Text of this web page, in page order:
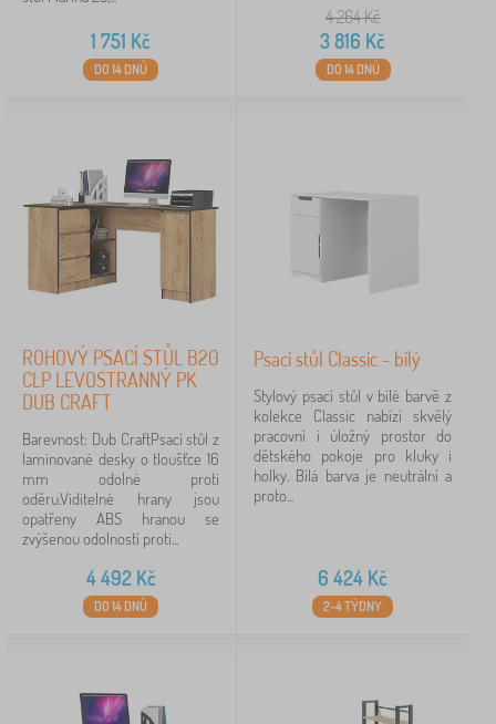
Dostupnost
Typ nabídky
Štítky
Zrušit FILTROVÁNÍ
1 751 Kč
DO 14 DNŮ
4 264Kč
3 816 Kč
DO 14 DNŮ
ROHOVÝ PSACÍ STŮL B20
CLP LEVOSTRANNÝ PK
DUB CRAFT
Barevnost: Dub CraftPsací stůl z
laminované desky o tloušťce 16
mm odolné proti
oděru.Viditelné hrany jsou
opatřeny ABS hranou se
zvýšenou odolností proti...
4 492Kč
DO 14 DNŮ
Psací stůl Classic - bílý
Stylový psací stůl v bílé barvě z
kolekce Classic nabízí skvělý
pracovní i úložný prostor do
dětského pokoje pro kluky i
holky. Bílá barva je neutrální a
proto...
6 424 Kč
2-4 TÝDNY